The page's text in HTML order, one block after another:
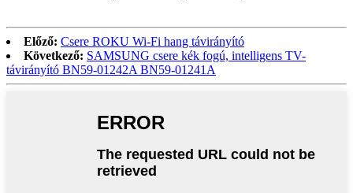
Előző: Csere ROKU Wi-Fi hang távirányító
Következő: SAMSUNG csere kék fogú, intelligens TV-
távirányító BN59-01242A BN59-01241A